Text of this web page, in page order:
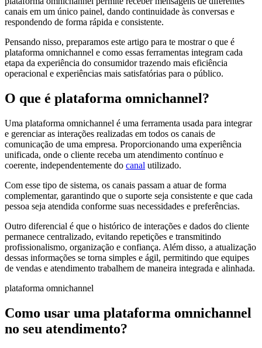
canais em um único painel, dando continuidade às conversas e
respondendo de forma rápida e consistente.
Pensando nisso, preparamos este artigo para te mostrar o que é
plataforma omnichannel e como essas ferramentas integram cada
etapa da experiência do consumidor trazendo mais eficiência
operacional e experiências mais satisfatórias para o público.
O que é plataforma omnichannel?
Uma plataforma omnichannel é uma ferramenta usada para integrar
e gerenciar as interações realizadas em todos os canais de
comunicação de uma empresa. Proporcionando uma experiência
unificada, onde o cliente receba um atendimento contínuo e
coerente, independentemente do canal utilizado.
Com esse tipo de sistema, os canais passam a atuar de forma
complementar, garantindo que o suporte seja consistente e que cada
pessoa seja atendida conforme suas necessidades e preferências.
Outro diferencial é que o histórico de interações e dados do cliente
permanece centralizado, evitando repetições e transmitindo
profissionalismo, organização e confiança. Além disso, a atualização
dessas informações se torna simples e ágil, permitindo que equipes
de vendas e atendimento trabalhem de maneira integrada e alinhada.
plataforma omnichannel
Como usar uma plataforma omnichannel
no seu atendimento?